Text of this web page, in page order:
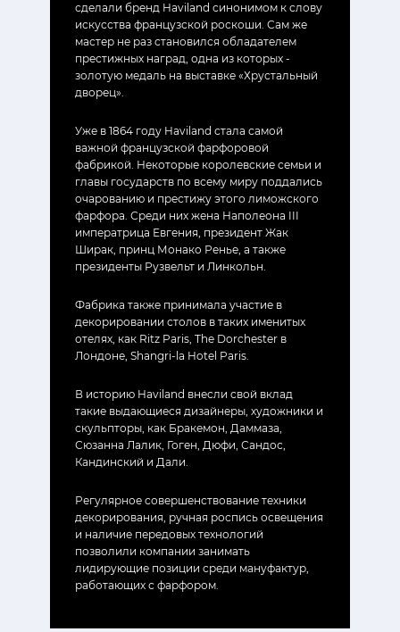
сделали бренд Haviland синонимом к слову
искусства французской роскоши. Сам же
мастер не раз становился обладателем
престижных наград, одна из которых -
золотую медаль на выставке «Хрустальный
дворец».
Уже в 1864 году Haviland стала самой
важной французской фарфоровой
фабрикой. Некоторые королевские семьи и
главы государств по всему миру поддались
очарованию и престижу этого лиможского
фарфора. Среди них жена Наполеона III
императрица Евгения, президент Жак
Ширак, принц Монако Ренье, а также
президенты Рузвельт и Линкольн.
Фабрика также принимала участие в
декорировании столов в таких именитых
отелях, как Ritz Paris, The Dorchester в
Лондоне, Shangri-la Hotel Paris.
В историю Haviland внесли свой вклад
такие выдающиеся дизайнеры, художники и
скульпторы, как Бракемон, Даммаза,
Сюзанна Лалик, Гоген, Дюфи, Сандос,
Кандинский и Дали.
Регулярное совершенствование техники
декорирования, ручная роспись освещения
и наличие передовых технологий
позволили компании занимать
лидирующие позиции среди мануфактур,
работающих с фарфором.